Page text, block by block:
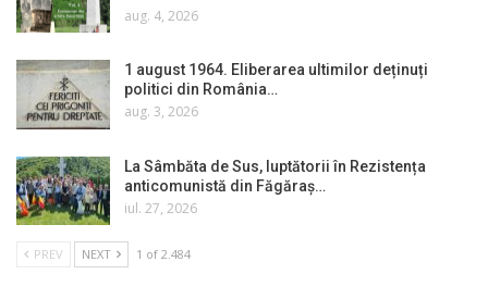
aug. 4, 2026
1 august 1964. Eliberarea ultimilor deținuți
politici din România…
aug. 3, 2026
La Sâmbăta de Sus, luptătorii în Rezistența
anticomunistă din Făgăraș…
iul. 27, 2026
PREV NEXT 1 of 2.484